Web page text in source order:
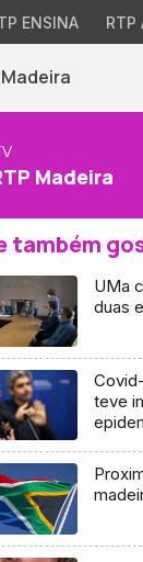
ENSINA RTP
Madeira
Madeira
também
UMa
duas
teve